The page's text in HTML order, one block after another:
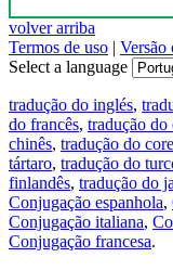
volver arriba
Termos de uso | Versão
Select a language
tradução do inglés,
do francês, tradução do
chinês, tradução do
tártaro, tradução do
finlandês, tradução do
Conjugação espanhola,
Conjugação italiana,
Conjugação francesa.